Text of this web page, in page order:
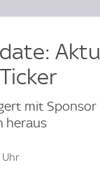
mit Sponsor
heraus
Uhr